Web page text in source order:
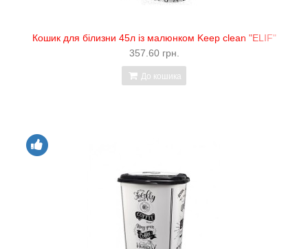
Кошик для білизни 45л із малюнком Keep clean "ELIF"
357.60 грн.
До кошика